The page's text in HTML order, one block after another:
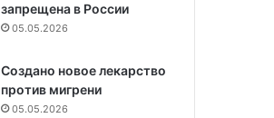
запрещена в России
05.05.2026
Создано новое лекарство
против мигрени
05.05.2026